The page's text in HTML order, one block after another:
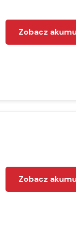
Zobacz
Zobacz